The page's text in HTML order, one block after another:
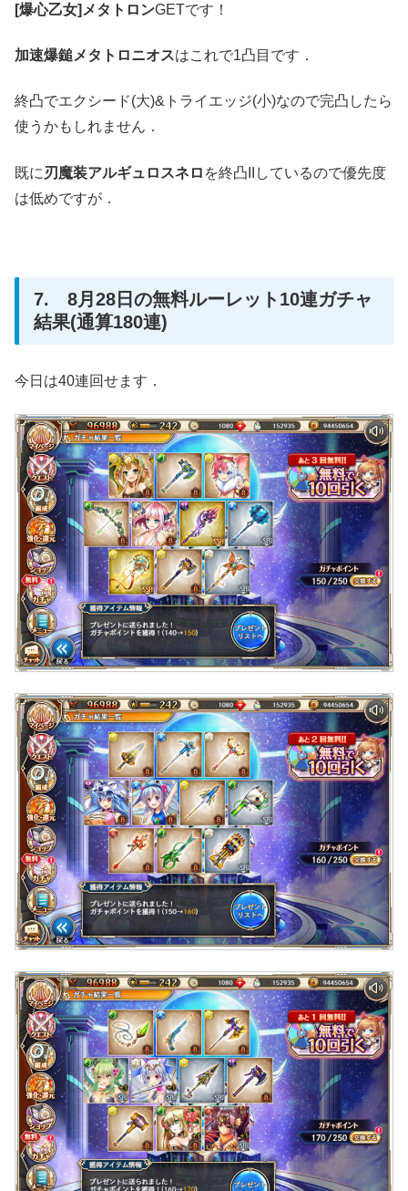
[爆心乙女]メタトロンGETです！
加速爆鎚メタトロニオスはこれで1凸目です．
終凸でエクシード(大)&トライエッジ(小)なので完凸したら
使うかもしれません．
既に 刃魔装アルギュロスネロ を終凸IIしているので優先度
は低めですが．
7. 8月28日の無料ルーレット10連ガチャ
結果(通算180連)
今日は40連回せます．